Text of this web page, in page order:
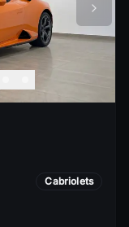
Cabriolets